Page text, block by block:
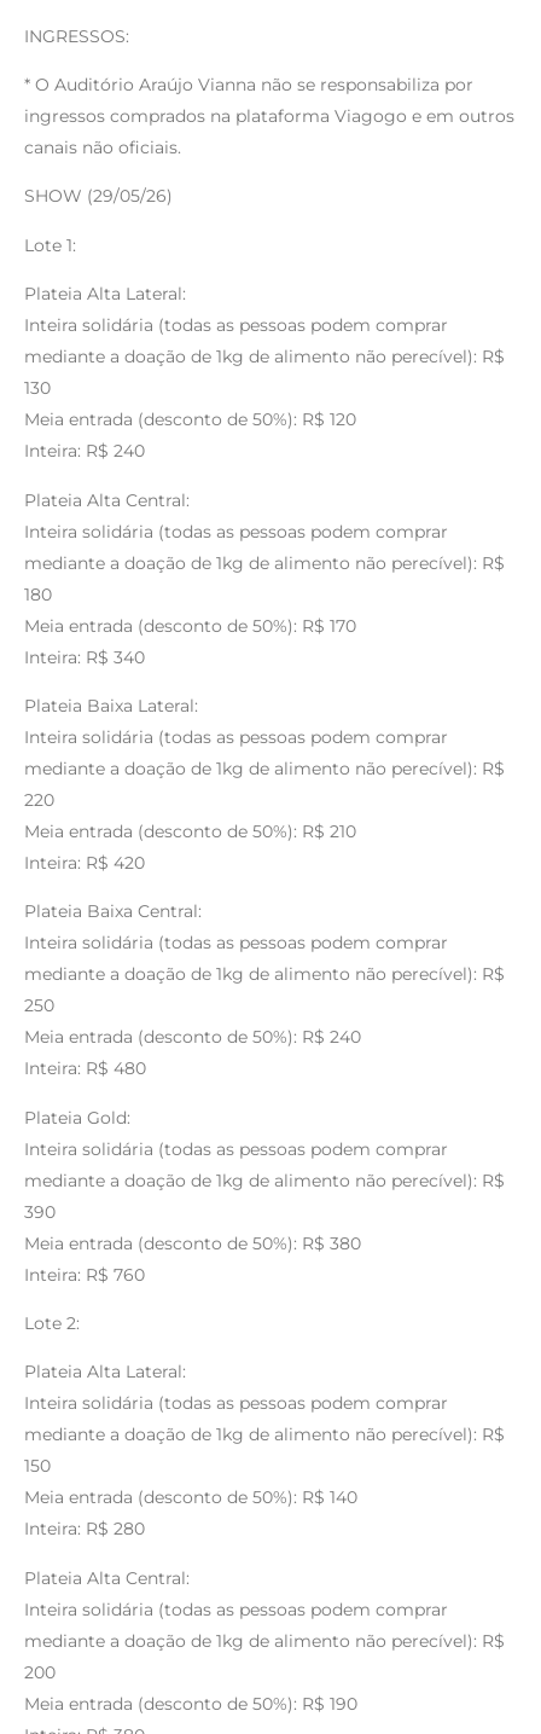
INGRESSOS:
* O Auditório Araújo Vianna não se responsabiliza por
ingressos comprados na plataforma Viagogo e em outros
canais não oficiais.
SHOW (29/05/26)
Lote 1:
Plateia Alta Lateral:
Inteira solidária (todas as pessoas podem comprar
mediante a doação de 1kg de alimento não perecível): R$
130
Meia entrada (desconto de 50%): R$ 120
Inteira: R$ 240
Plateia Alta Central:
Inteira solidária (todas as pessoas podem comprar
mediante a doação de 1kg de alimento não perecível): R$
180
Meia entrada (desconto de 50%): R$ 170
Inteira: R$ 340
Plateia Baixa Lateral:
Inteira solidária (todas as pessoas podem comprar
mediante a doação de 1kg de alimento não perecível): R$
220
Meia entrada (desconto de 50%): R$ 210
Inteira: R$ 420
Plateia Baixa Central:
Inteira solidária (todas as pessoas podem comprar
mediante a doação de 1kg de alimento não perecível): R$
250
Meia entrada (desconto de 50%): R$ 240
Inteira: R$ 480
Plateia Gold:
Inteira solidária (todas as pessoas podem comprar
mediante a doação de 1kg de alimento não perecível): R$
390
Meia entrada (desconto de 50%): R$ 380
Inteira: R$ 760
Lote 2:
Plateia Alta Lateral:
Inteira solidária (todas as pessoas podem comprar
mediante a doação de 1kg de alimento não perecível): R$
150
Meia entrada (desconto de 50%): R$ 140
Inteira: R$ 280
Plateia Alta Central:
Inteira solidária (todas as pessoas podem comprar
mediante a doação de 1kg de alimento não perecível): R$
200
Meia entrada (desconto de 50%): R$ 190